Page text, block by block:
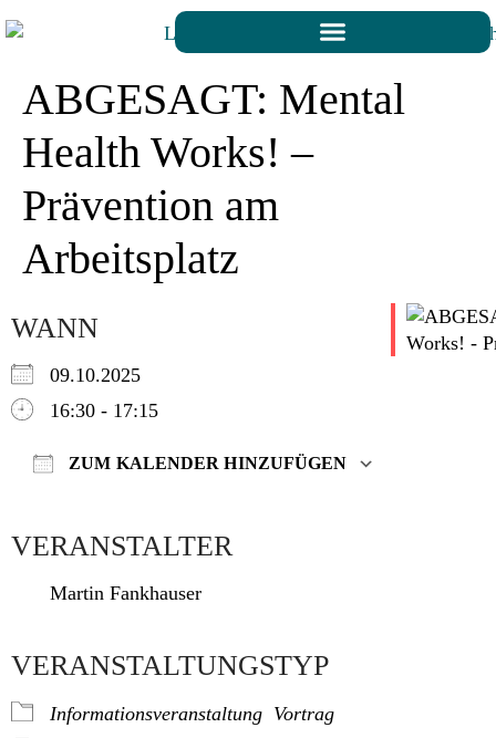
ABGESAGT: Mental
Health Works! –
Prävention am
Arbeitsplatz
WANN
09.10.2025
16:30 - 17:15
ZUM KALENDER HINZUFÜGEN
VERANSTALTER
Martin Fankhauser
VERANSTALTUNGSTYP
Informationsveranstaltung Vortrag